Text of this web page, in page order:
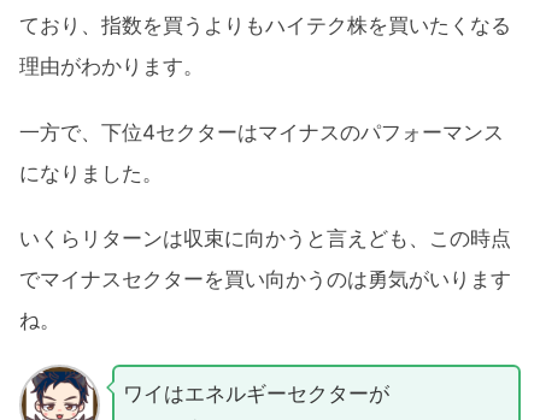
ており、指数を買うよりもハイテク株を買いたくなる
理由がわかります。
一方で、下位4セクターはマイナスのパフォーマンス
になりました。
いくらリターンは収束に向かうと言えども、この時点
でマイナスセクターを買い向かうのは勇気がいります
ね。
ワイはエネルギーセクターが